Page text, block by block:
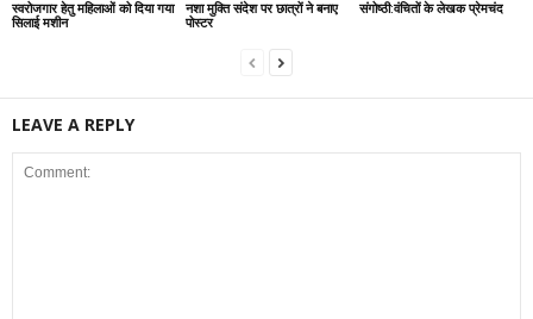
स्वरोजगार हेतु महिलाओं को दिया गया
सिलाई मशीन
नशा मुक्ति संदेश पर छात्रों ने बनाए
पोस्टर
संगोष्ठी:वंचितों के लेखक प्रेमचंद
LEAVE A REPLY